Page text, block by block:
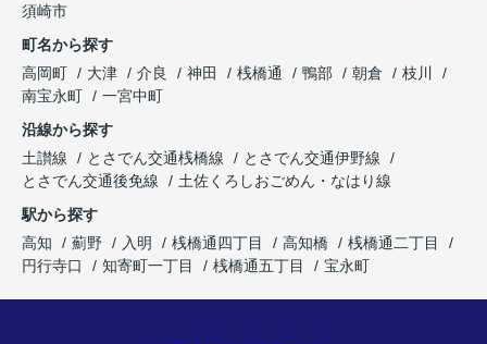
須崎市
町名から探す
高岡町
大津 介良 神田 桟橋通 鴨部 朝倉
枝川
南宝永町
一宮中町
沿線から探す
土讃線
とさでん交通桟橋線
とさでん交通伊野線
とさでん交通後免線
土佐くろしおごめん・なはり線
駅から探す
高知
薊野 入明 桟橋通四丁目 高知橋
桟橋通二丁目
円行寺口
知寄町一丁目 桟橋通五丁目 宝永町